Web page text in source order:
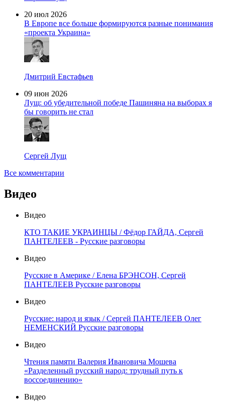
20 июл 2026
В Европе все больше формируются разные понимания
«проекта Украина»
Дмитрий Евстафьев
09 июн 2026
Лущ: об убедительной победе Пашиняна на выборах я
бы говорить не стал
Сергей Лущ
Все комментарии
Видео
Видео
КТО ТАКИЕ УКРАИНЦЫ / Фёдор ГАЙДА, Сергей
ПАНТЕЛЕЕВ - Русские разговоры
Видео
Русские в Америке / Елена БРЭНСОН, Сергей
ПАНТЕЛЕЕВ Русские разговоры
Видео
Русские: народ и язык / Сергей ПАНТЕЛЕЕВ Олег
НЕМЕНСКИЙ Русские разговоры
Видео
Чтения памяти Валерия Ивановича Мошева
«Разделенный русский народ: трудный путь к
воссоединению»
Видео